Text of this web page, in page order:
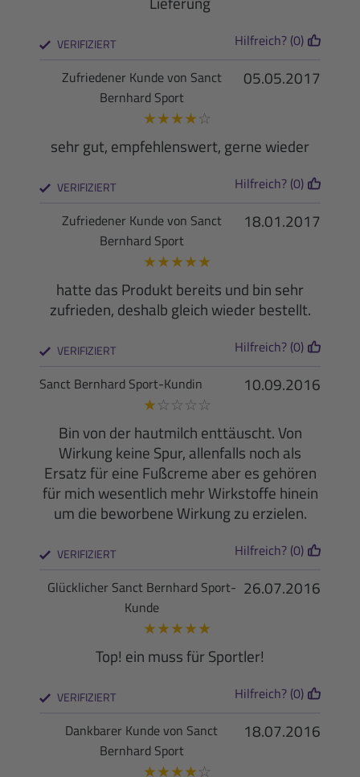
VERIFIZIERT Hilfreich? (0)
05.05.2017
Zufriedener Kunde von Sanct
Bernhard Sport
★★★★ ☆
sehr gut, empfehlenswert, gerne wieder
VERIFIZIERT Hilfreich? (0)
18.01.2017
Zufriedener Kunde von Sanct
Bernhard Sport
★★★★★
hatte das Produkt bereits und bin sehr
zufrieden, deshalb gleich wieder bestellt.
VERIFIZIERT Hilfreich? (0)
10.09.2016
Sanct Bernhard Sport-Kundin
★ ☆ ☆ ☆ ☆
Bin von der hautmilch enttäuscht. Von
Wirkung keine Spur, allenfalls noch als
Ersatz für eine Fußcreme aber es gehören
für mich wesentlich mehr Wirkstoffe hinein
um die beworbene Wirkung zu erzielen.
VERIFIZIERT Hilfreich? (0)
26.07.2016
Glücklicher Sanct Bernhard Sport-
Kunde
★★★★★
Top! ein muss für Sportler!
VERIFIZIERT Hilfreich? (0)
18.07.2016
Dankbarer Kunde von Sanct
Bernhard Sport
★★★★ ☆